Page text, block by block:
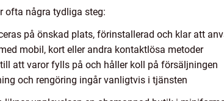
ofta några tydliga steg:
på önskad plats, förinstallerad och klar att
mobil, kort eller andra kontaktlösa metoder
att varor fylls på och håller koll på försäljningen
och rengöring ingår vanligtvis i tjänsten